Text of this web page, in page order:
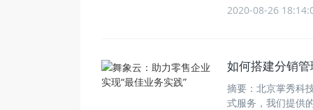
2020-08-26
如何搭建分销
摘要：北京掌秀科
式服务，我们提供